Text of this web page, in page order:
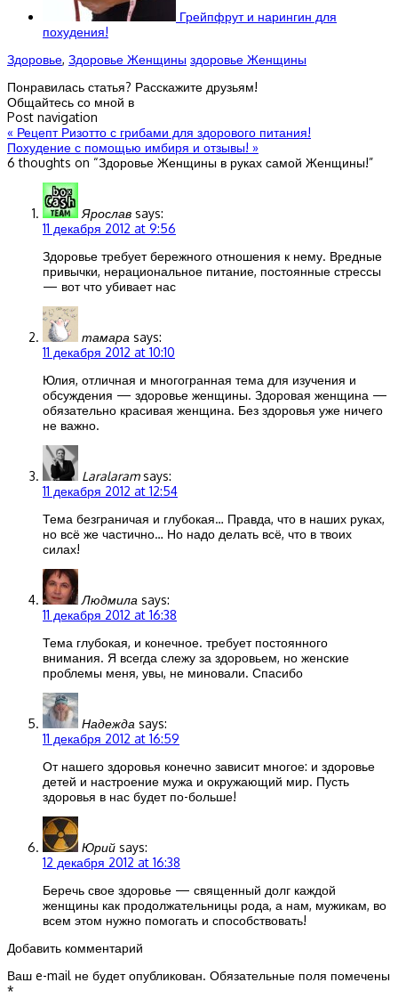
Грейпфрут и нарингин для
похудения!
Здоровье, Здоровье Женщины здоровье Женщины
Понравилась статья? Расскажите друзьям!
Общайтесь со мной в
Post navigation
« Рецепт Ризотто с грибами для здорового питания!
Похудение с помощью имбиря и отзывы! »
6 thoughts on “Здоровье Женщины в руках самой Женщины!”
Ярослав says:
11 декабря 2012 at 9:56
Здоровье требует бережного отношения к нему. Вредные
привычки, нерациональное питание, постоянные стрессы
— вот что убивает нас
тамара says:
11 декабря 2012 at 10:10
Юлия, отличная и многогранная тема для изучения и
обсуждения — здоровье женщины. Здоровая женщина —
обязательно красивая женщина. Без здоровья уже ничего
не важно.
Laralaram says:
11 декабря 2012 at 12:54
Тема безграничая и глубокая… Правда, что в наших руках,
но всё же частично… Но надо делать всё, что в твоих
силах!
Людмила says:
11 декабря 2012 at 16:38
Тема глубокая, и конечное. требует постоянного
внимания. Я всегда слежу за здоровьем, но женские
проблемы меня, увы, не миновали. Спасибо
Надежда says:
11 декабря 2012 at 16:59
От нашего здоровья конечно зависит многое: и здоровье
детей и настроение мужа и окружающий мир. Пусть
здоровья в нас будет по-больше!
Юрий says:
12 декабря 2012 at 16:38
Беречь свое здоровье — священный долг каждой
женщины как продолжательницы рода, а нам, мужикам, во
всем этом нужно помогать и способствовать!
Добавить комментарий
Ваш e-mail не будет опубликован. Обязательные поля помечены
*